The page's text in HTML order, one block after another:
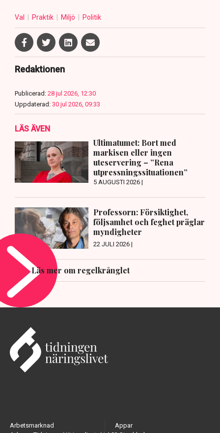
Val Praktik Miljö Politik
Redaktionen
Publicerad: 28 jul 2026, 12:30
Uppdaterad: 30 jul 2026, 09:33
LÄS ÄVEN
Ultimatumet: Bort med
markisen eller ingen
uteservering – ”Rena
utpressningssituationen”
5 AUGUSTI 2026 |
Professorn: Försiktighet,
följsamhet och feghet präglar
myndigheter
22 JULI 2026 |
Läs mer om regelkrånglet
Arbetsmarknad
Appar